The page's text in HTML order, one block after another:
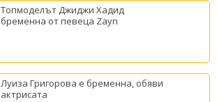
Топмоделът Джиджи Хадид
бременна от певеца Zayn
Луиза Григорова е бременна, обяви
актрисата